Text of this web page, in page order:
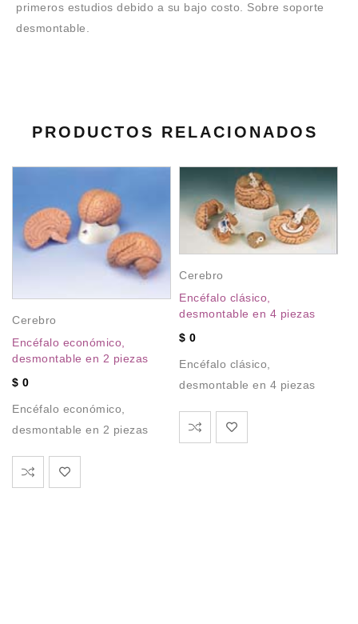
primeros estudios debido a su bajo costo. Sobre soporte
desmontable.
PRODUCTOS RELACIONADOS
Cerebro
Encéfalo económico,
desmontable en 2 piezas
$ 0
Encéfalo económico,
desmontable en 2 piezas
Cerebro
Encéfalo clásico,
desmontable en 4 piezas
$ 0
Encéfalo clásico,
desmontable en 4 piezas